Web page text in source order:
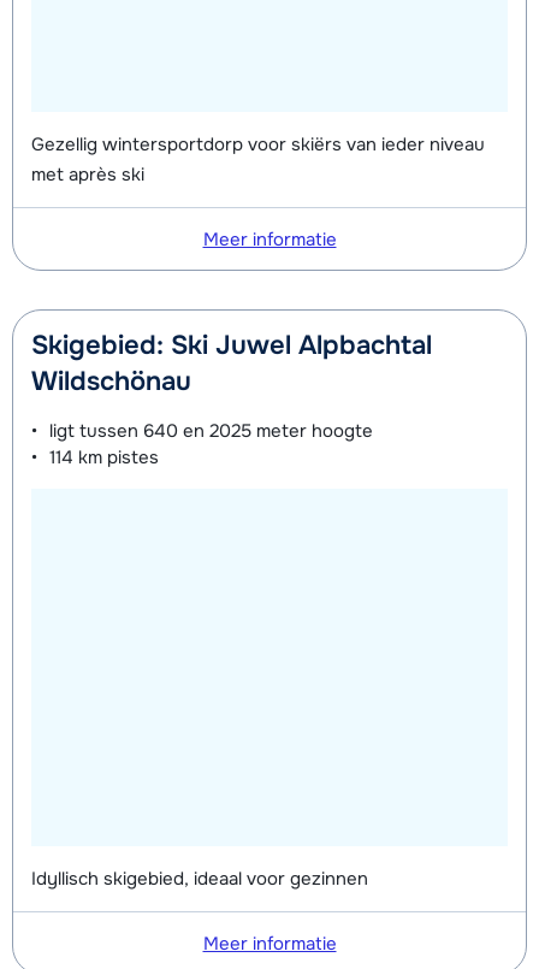
Gezellig wintersportdorp voor skiërs van ieder niveau
met après ski
Meer informatie
Skigebied: Ski Juwel Alpbachtal
Wildschönau
ligt tussen 640 en 2025 meter hoogte
114 km pistes
Idyllisch skigebied, ideaal voor gezinnen
Meer informatie